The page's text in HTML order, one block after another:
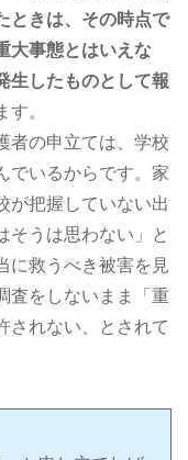
ときは、その時点で
大事態とはいえな
生したものとして報
す。
者の申立ては、学校
でいるからです。家
が把握していない出
うは思わない」と
に救うべき被害を見
査をしないまま「重
されない、とされて